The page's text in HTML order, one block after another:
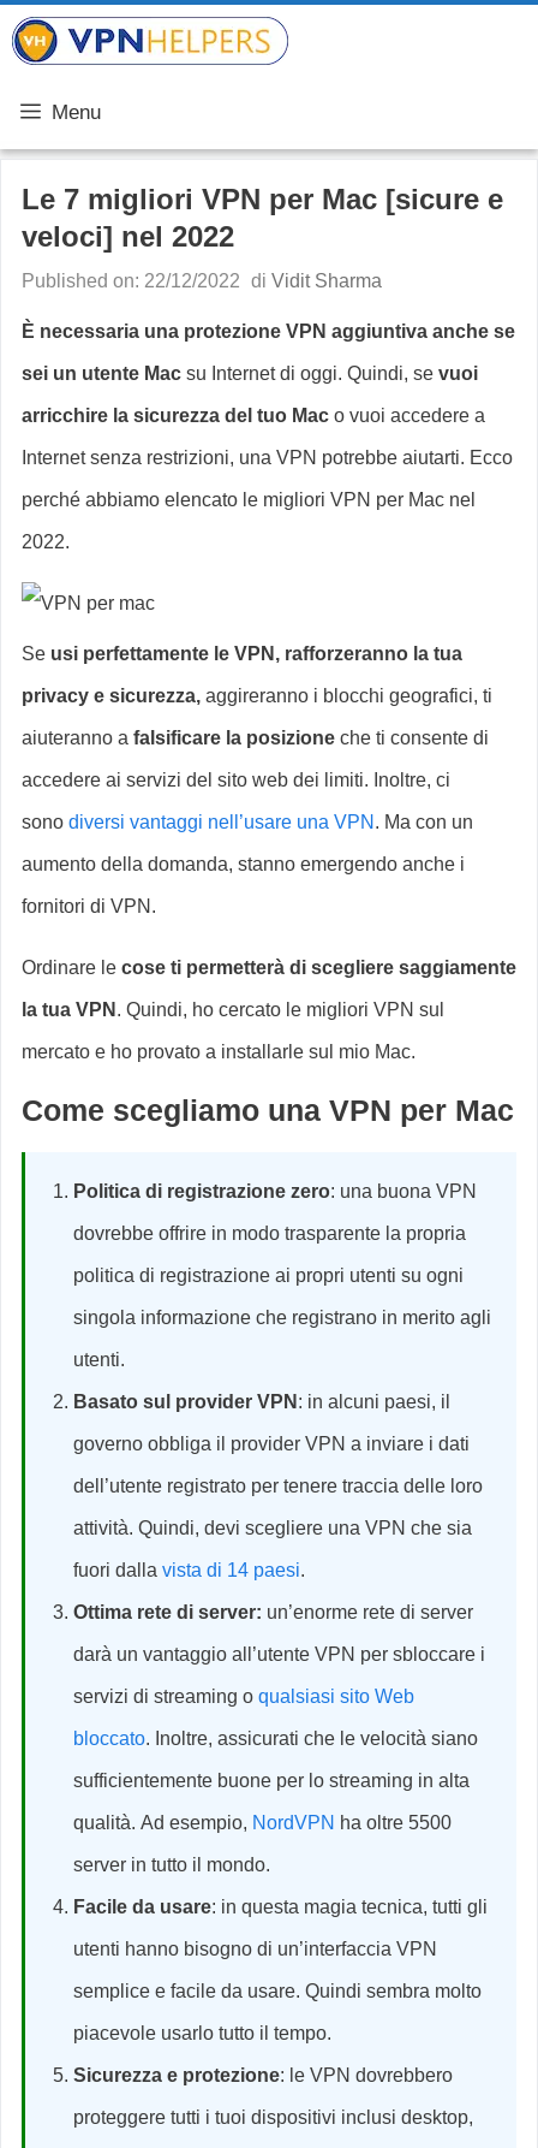
Vai
contenuto
Menu
Le 7 migliori VPN per Mac [sicure e
veloci] nel 2022
Published on: 22/12/2022 di Vidit Sharma
È necessaria una protezione VPN aggiuntiva anche se
sei un utente Mac su Internet di oggi. Quindi, se vuoi
arricchire la sicurezza del tuo Mac o vuoi accedere a
Internet senza restrizioni, una VPN potrebbe aiutarti. Ecco
perché abbiamo elencato le migliori VPN per Mac nel
2022.
Se usi perfettamente le VPN, rafforzeranno la tua
privacy e sicurezza, aggireranno i blocchi geografici, ti
aiuteranno a falsificare la posizione che ti consente di
accedere ai servizi del sito web dei limiti. Inoltre, ci
sono diversi vantaggi nell’usare una VPN . Ma con un
aumento della domanda, stanno emergendo anche i
fornitori di VPN.
Ordinare le cose ti permetterà di scegliere saggiamente
la tua VPN . Quindi, ho cercato le migliori VPN sul
mercato e ho provato a installarle sul mio Mac.
Come scegliamo una VPN per Mac
Politica di registrazione zero: una buona VPN
dovrebbe offrire in modo trasparente la propria
politica di registrazione ai propri utenti su ogni
singola informazione che registrano in merito agli
utenti.
Basato sul provider VPN : in alcuni paesi, il
governo obbliga il provider VPN a inviare i dati
dell’utente registrato per tenere traccia delle loro
attività. Quindi, devi scegliere una VPN che sia
fuori dalla vista di 14 paesi.
Ottima rete di server: un’enorme rete di server
darà un vantaggio all’utente VPN per sbloccare i
servizi di streaming o qualsiasi sito Web
bloccato. Inoltre, assicurati che le velocità siano
sufficientemente buone per lo streaming in alta
qualità. Ad esempio, NordVPN ha oltre 5500
server in tutto il mondo.
Facile da usare: in questa magia tecnica, tutti gli
utenti hanno bisogno di un’interfaccia VPN
semplice e facile da usare. Quindi sembra molto
piacevole usarlo tutto il tempo.
Sicurezza e protezione: le VPN dovrebbero
proteggere tutti i tuoi dispositivi inclusi desktop,